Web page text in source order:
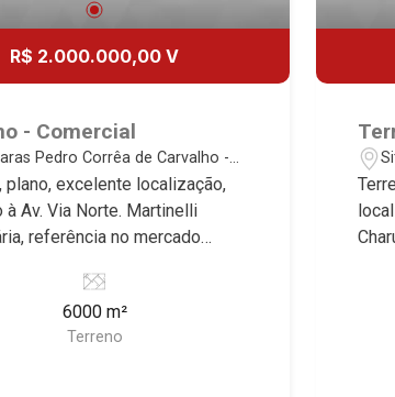
R$ 2.000.000,00 V
- Comercial
Pedro Corrêa de Carvalho -
Preto/SP
plano, excelente localização,
Via Norte. Martinelli
referência no mercado
Locação! Avenida João
- Alto da Boa Vista
6000 m²
Terreno
Charuri. Martinelli